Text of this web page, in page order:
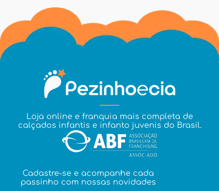
Loja online e franquia mais completa de
calçados infantis e infanto juvenis do Brasil.
Cadastre-se e acompanhe cada
passinho com nossas novidades